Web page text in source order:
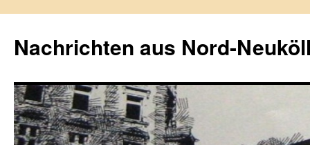
springen
Nachrichten aus Nord-